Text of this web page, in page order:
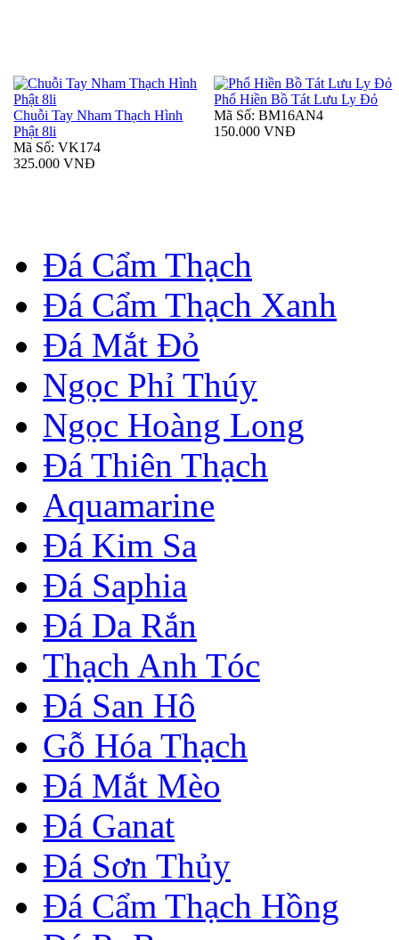
Chuỗi Tay Nham Thạch Hình
Phật 8li
Mã Số: VK174
325.000 VNĐ
Phổ Hiền Bồ Tát Lưu Ly Đỏ
Mã Số: BM16AN4
150.000 VNĐ
Đá Cẩm Thạch
Đá Cẩm Thạch Xanh
Đá Mắt Đỏ
Ngọc Phỉ Thúy
Ngọc Hoàng Long
Đá Thiên Thạch
Aquamarine
Đá Kim Sa
Đá Saphia
Đá Da Rắn
Thạch Anh Tóc
Đá San Hô
Gỗ Hóa Thạch
Đá Mắt Mèo
Đá Ganat
Đá Sơn Thủy
Đá Cẩm Thạch Hồng